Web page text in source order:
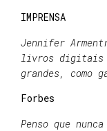
IMPRENSA
Jennifer
livros digitais
grandes, como
Forbes
Penso que